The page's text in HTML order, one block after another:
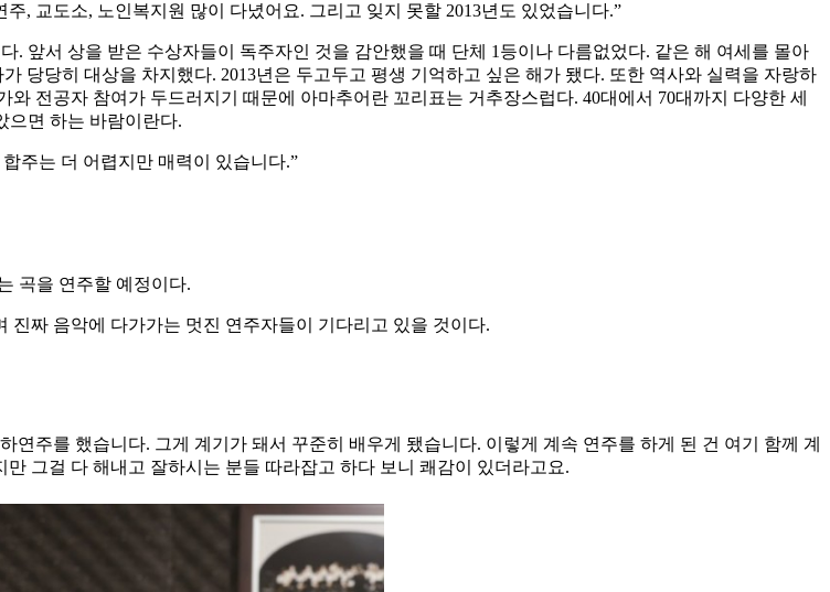
, 교도소, 노인복지원 많이 다녔어요. 그리고 잊지 못할 2013년도 있었습니다.”
. 앞서 상을 받은 수상자들이 독주자인 것을 감안했을 때 단체 1등이나 다름없었다. 같은 해 여세를 몰아
당당히 대상을 차지했다. 2013년은 두고두고 평생 기억하고 싶은 해가 됐다. 또한 역사와 실력을 자랑하
전공자 참여가 두드러지기 때문에 아마추어란 꼬리표는 거추장스럽다. 40대에서 70대까지 다양한 세
으면 하는 바람이란다.
주는 더 어렵지만 매력이 있습니다.”
곡을 연주할 예정이다.
짜 음악에 다가가는 멋진 연주자들이 기다리고 있을 것이다.
주를 했습니다. 그게 계기가 돼서 꾸준히 배우게 됐습니다. 이렇게 계속 연주를 하게 된 건 여기 함께 계
그걸 다 해내고 잘하시는 분들 따라잡고 하다 보니 쾌감이 있더라고요.